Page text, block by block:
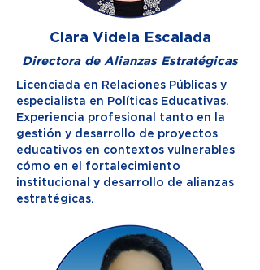
Clara Videla Escalada
Directora de Alianzas Estratégicas
Licenciada en Relaciones Públicas y
especialista en Políticas Educativas.
Experiencia profesional tanto en la
gestión y desarrollo de proyectos
educativos en contextos vulnerables
cómo en el fortalecimiento
institucional y desarrollo de alianzas
estratégicas.